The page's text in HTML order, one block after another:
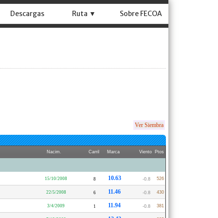
Descargas Ruta ▼ Sobre FECOA
Ver Siembra
Nacim. Carril Marca Viento Ptos
15/10/2008 8 10.63 -0.8 526
22/5/2008 6 11.46 -0.8 430
3/4/2009 1 11.94 -0.8 381